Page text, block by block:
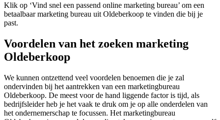
Klik op ‘Vind snel een passend online marketing bureau’ om een
betaalbaar marketing bureau uit Oldeberkoop te vinden die bij je
past.
Voordelen van het zoeken marketing
Oldeberkoop
We kunnen ontzettend veel voordelen benoemen die je zal
ondervinden bij het aantrekken van een marketingbureau
Oldeberkoop. De meest voor de hand liggende factor is tijd, als
bedrijfsleider heb je het vaak te druk om je op alle onderdelen van
het ondernemerschap te focussen. Het marketingbureau